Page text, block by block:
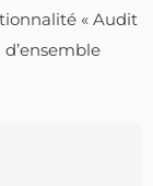
« Audit